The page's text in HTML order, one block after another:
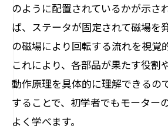
モーター内部構造が示す
名称から学ぶモーター構
モーターの仕組みと各部
構造図でわかるモーター
モーター内部構造が生む回
モーター内部構造が回転
のように配置されているかが示さ
ば、ステータが固定されて磁場を
の磁場により回転する流れを視覚
これにより、各部品が果たす役割
動作原理を具体的に理解できるの
することで、初学者でもモーター
よく学べます。